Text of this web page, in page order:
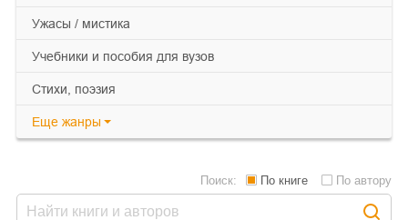
ужасы / мистика
учебники и пособия для вузов
cтихи, поэзия
Еще жанры
Поиск: По книге По автору